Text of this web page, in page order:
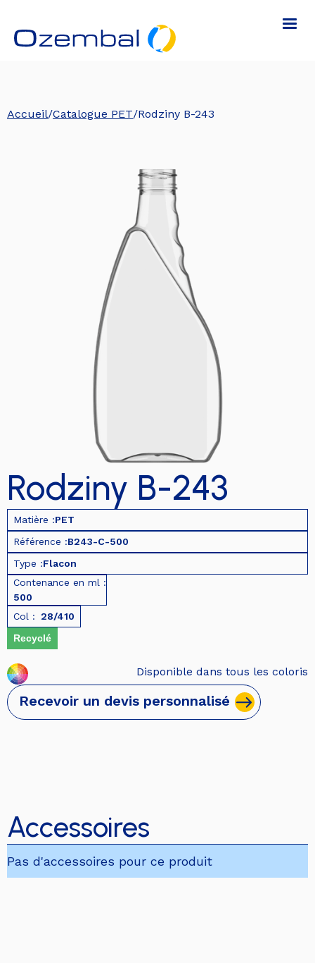
Accueil/Catalogue PET/Rodziny B-243
Rodziny B-243
Matière :PET
Référence :B243-C-500
Type :Flacon
Contenance en ml :
500
Col : 28/410
Recyclé
Disponible dans tous les coloris
Recevoir un devis personnalisé
Accessoires
Pas d'accessoires pour ce produit